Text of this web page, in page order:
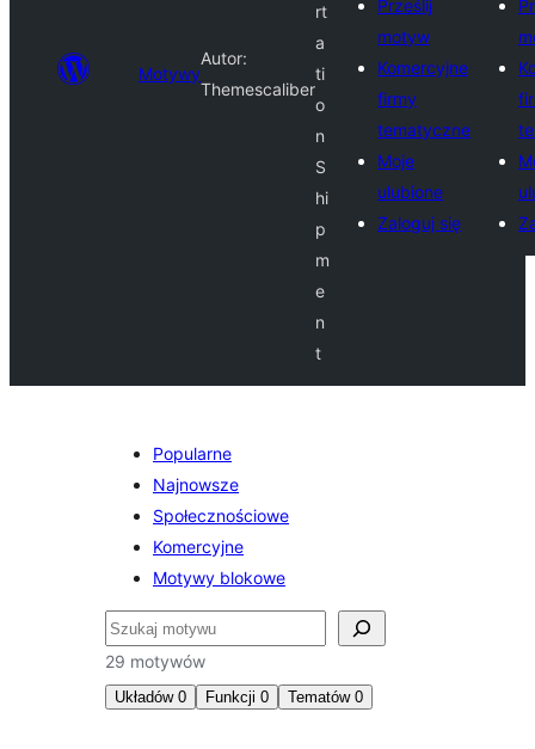
Motywy
Autor:
Themescaliber
rt
a
ti
o
n
S
hi
p
m
e
n
t
Prześlij
motyw
Komercyjne
firmy
tematyczne
Moje
ulubione
Zaloguj się
Popularne
Najnowsze
Społecznościowe
Komercyjne
Motywy blokowe
Szukaj
29 motywów
Układów 0 Funkcji 0 Tematów 0